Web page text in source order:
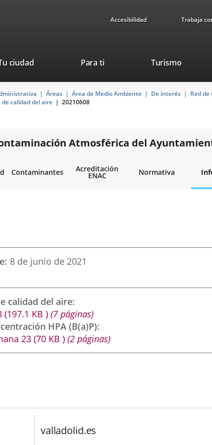
Accesibilidad Trabaja
ciudad Para ti TurismoThis
will
open
up
window.
Áreas Área de Medio Ambiente De interés
Red
calidad del aire 20210608
Atmosférica del
Contaminantes Acreditación
ENAC Normativa
8 de junio de 2021
calidad del aire
(197.1 KB )(7 páginas)
HPA (B(a)P)
23(70 KB )(2 páginas)
valladolid.es